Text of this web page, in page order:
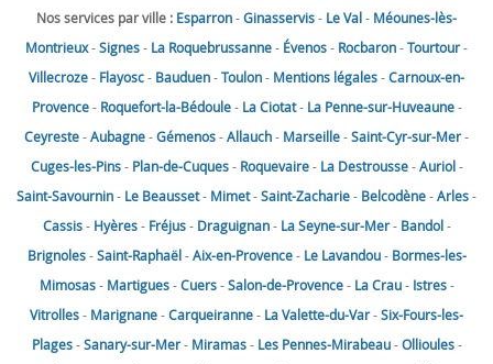
Nos services par ville : Esparron-Ginasservis- Le Val- Méounes-lès-
Montrieux-Signes- La Roquebrussanne- Évenos- Rocbaron-Tourtour-
Villecroze- Flayosc- Bauduen-Toulon- Mentions légales-Carnoux-en-
Provence- Roquefort-la-Bédoule- La Ciotat- La Penne-sur-Huveaune-
Ceyreste-Aubagne-Gémenos-Allauch- Marseille-Saint-Cyr-sur-Mer-
Cuges-les-Pins- Plan-de-Cuques- Roquevaire- La Destrousse-Auriol-
Saint-Savournin- Le Beausset- Mimet-Saint-Zacharie- Belcodène-Arles-
Cassis- Hyères- Fréjus- Draguignan- La Seyne-sur-Mer- Bandol-
Brignoles-Saint-Raphaël-Aix-en-Provence- Le Lavandou- Bormes-les-
Mimosas- Martigues-Cuers-Salon-de-Provence- La Crau- Istres-
Vitrolles- Marignane-Carqueiranne- La Valette-du-Var-Six-Fours-les-
Plages-Sanary-sur-Mer- Miramas- Les Pennes-Mirabeau-Ollioules-